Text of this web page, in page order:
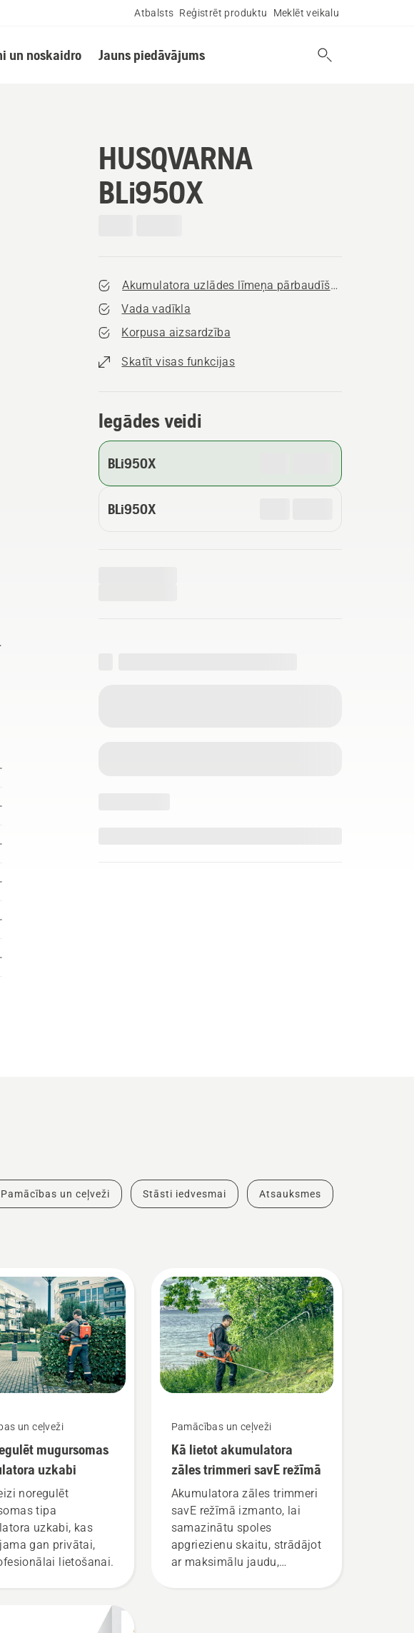
Atbalsts Reģistrēt produktu Meklēt veikalu
un noskaidro Jauns piedāvājums
HUSQVARNA
BLi950X
Akumulatora uzlādes līmeņa pārbaudīšana
Vada vadīkla
Korpusa aizsardzība
Skatīt visas funkcijas
Iegādes veidi
BLi950X
BLi950X
Pamācības un ceļveži Stāsti iedvesmai Atsauksmes
un ceļveži
mugursomas
uzkabi
noregulēt
tipa
uzkabi, kas
gan privātai,
lietošanai.
Pamācības un ceļveži
Kā lietot akumulatora
zāles trimmeri savE režīmā
Akumulatora zāles trimmeri
savE režīmā izmanto, lai
samazinātu spoles
apgriezienu skaitu, strādājot
ar maksimālu jaudu,